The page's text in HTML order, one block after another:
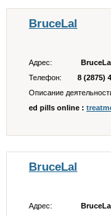
BruceLal
Адрес:
Телефон:
8 (2875)
Описание
ed pills online :
BruceLal
Адрес: